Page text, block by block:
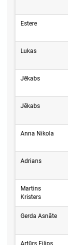
Estere
Lukas
Jēkabs
Jēkabs
Anna Nikola
Adrians
Martins
Kristers
Gerda Asnāte
Artūrs Filips